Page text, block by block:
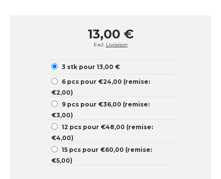
13,00 €
Excl. Livraison
3 stk pour 13,00 €
6 pcs pour €24,00 (remise:
€2,00)
9 pcs pour €36,00 (remise:
€3,00)
12 pcs pour €48,00 (remise:
€4,00)
15 pcs pour €60,00 (remise:
€5,00)